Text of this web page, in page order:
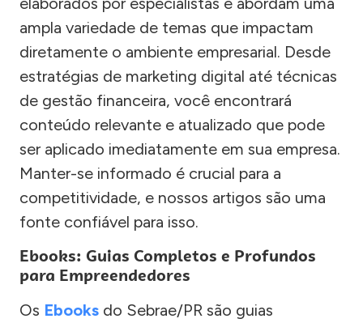
ampla variedade de temas que impactam
diretamente o ambiente empresarial. Desde
estratégias de marketing digital até técnicas
de gestão financeira, você encontrará
conteúdo relevante e atualizado que pode
ser aplicado imediatamente em sua empresa.
Manter-se informado é crucial para a
competitividade, e nossos artigos são uma
fonte confiável para isso.
Ebooks: Guias Completos e Profundos
para Empreendedores
Os Ebooks do Sebrae/PR são guias